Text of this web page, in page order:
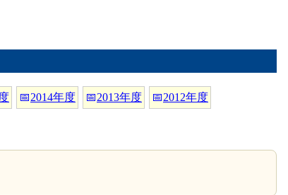
📅2014年度 📅2013年度 📅2012年度